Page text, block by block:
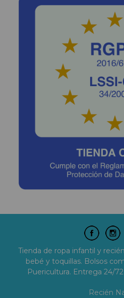
Tienda de ropa infantil y
bebé y toquillas. Bolsos
Puericultura. Entrega 24/
Recién